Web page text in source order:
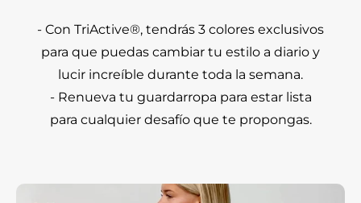
- Con TriActive®, tendrás 3 colores exclusivos
para que puedas cambiar tu estilo a diario y
lucir increíble durante toda la semana.
- Renueva tu guardarropa para estar lista
para cualquier desafío que te propongas.